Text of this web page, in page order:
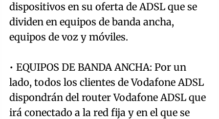
dispositivos en su oferta de ADSL que se
dividen en equipos de banda ancha,
equipos de voz y móviles.
• EQUIPOS DE BANDA ANCHA: Por un
lado, todos los clientes de Vodafone ADSL
dispondrán del router Vodafone ADSL que
irá conectado a la red fija y en el que se